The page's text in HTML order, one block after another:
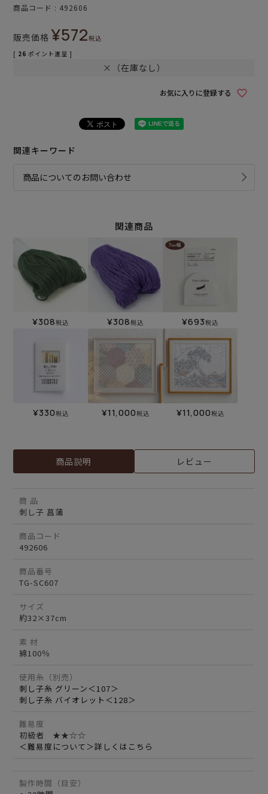
商品コード 492606
販売価格 ¥572税込
[ 26 ポイント進呈 ]
×（在庫なし）
お気に入りに登録する
関連キーワード
商品についてのお問い合わせ
関連商品
¥308税込 ¥308税込 ¥693税込
¥330税込 ¥11,000税込 ¥11,000税込
商品説明 レビュー
商 品
刺し子 菖蒲
商品コード
492606
商品番号
TG-SC607
サイズ
約32×37cm
素 材
綿100％
使用糸（別売）
刺し子糸 グリーン＜107＞
刺し子糸 バイオレット＜128＞
難易度
初級者 ★★☆☆
＜難易度について＞詳しくはこちら
製作時間（目安）